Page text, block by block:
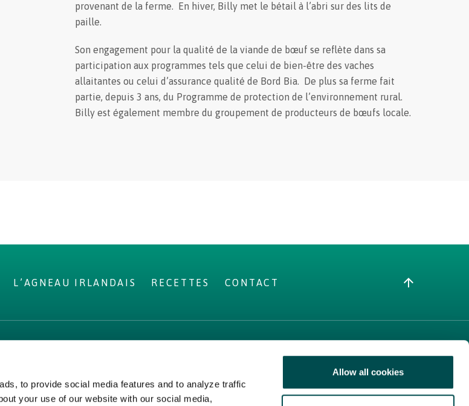
to provide social media features and to analyze traffic
your use of our website with our social media,
Allow all cookies
provenant de la ferme. En hiver, Billy met le bétail à l’abri sur des lits de
paille.
Son engagement pour la qualité de la viande de bœuf se reflète dans sa
participation aux programmes tels que celui de bien-être des vaches
allaitantes ou celui d’assurance qualité de Bord Bia. De plus sa ferme fait
partie, depuis 3 ans, du Programme de protection de l’environnement rural.
Billy est également membre du groupement de producteurs de bœufs locale.
L’AGNEAU IRLANDAIS RECETTES CONTACT
À PROPOS DE
Site Pro